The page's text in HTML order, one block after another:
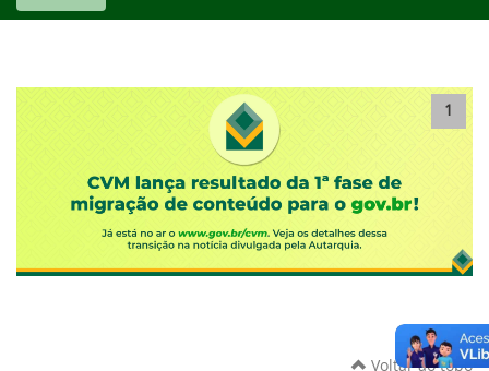
1
Voltar ao topo